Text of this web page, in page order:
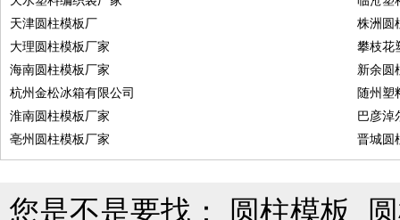
天津圆柱模板厂
株洲圆
大理圆柱模板厂家
攀枝花
海南圆柱模板厂家
新余圆
杭州金松冰箱有限公司
随州塑
淮南圆柱模板厂家
巴彦淖
亳州圆柱模板厂家
晋城圆
您是不是要找： 圆柱模板